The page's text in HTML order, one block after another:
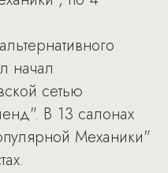
начал
сетью
В 13 салонах
Механики"